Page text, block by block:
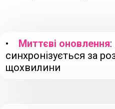
• Миттєві оновлення
синхронізується за
щохвилини